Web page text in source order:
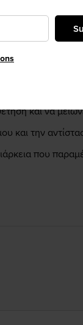
και να
και την
που